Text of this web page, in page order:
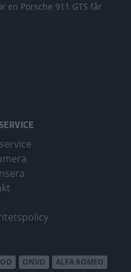
en Porsche 911 GTS får
ONVO
ALFA ROMEO